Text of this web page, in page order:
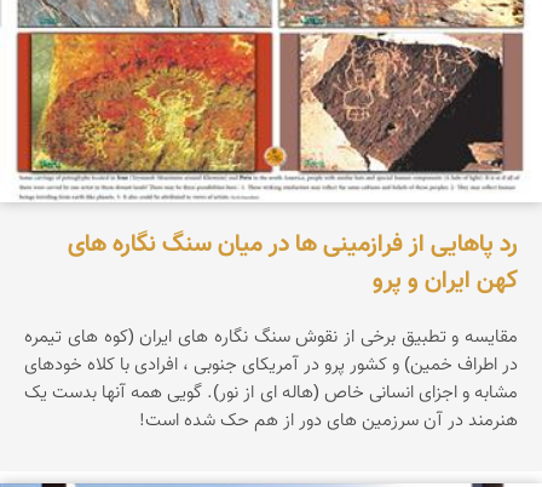
رد پاهایی از فرازمینی ها در میان سنگ نگاره های
کهن ایران و پرو
مقایسه و تطبیق برخی از نقوش سنگ نگاره های ایران (کوه های تیمره
در اطراف خمین) و کشور پرو در آمریکای جنوبی ، افرادی با کلاه خودهای
مشابه و اجزای انسانی خاص (هاله ای از نور). گویی همه آنها بدست یک
هنرمند در آن سرزمین های دور از هم حک شده است!